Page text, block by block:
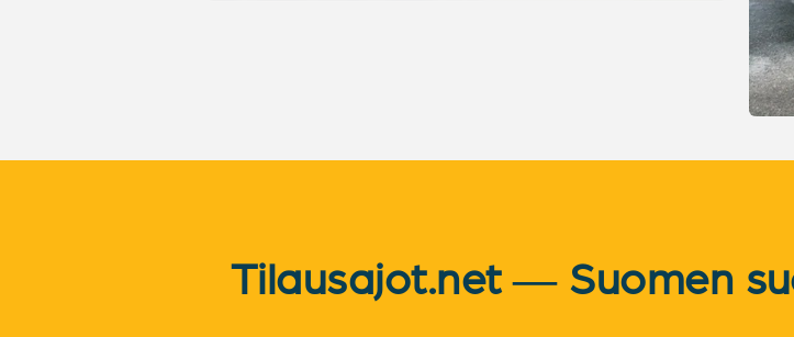
Tilausajot.net — Suomen